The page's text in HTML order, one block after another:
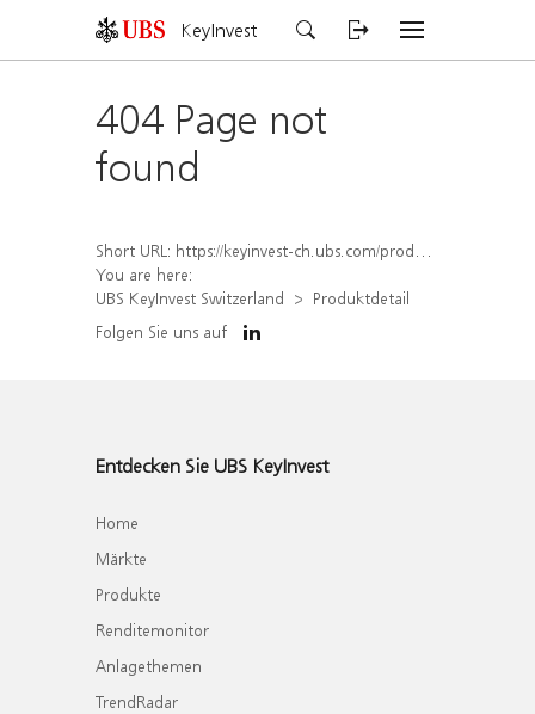
KeyInvest
404 Page not
found
Short URL: https://keyinvest-ch.ubs.com/produkt/detail/index/isin/CH1579304994
You are here:
UBS KeyInvest Switzerland
Produktdetail
Folgen Sie uns auf
Entdecken Sie UBS KeyInvest
Home
Märkte
Produkte
Renditemonitor
Anlagethemen
TrendRadar